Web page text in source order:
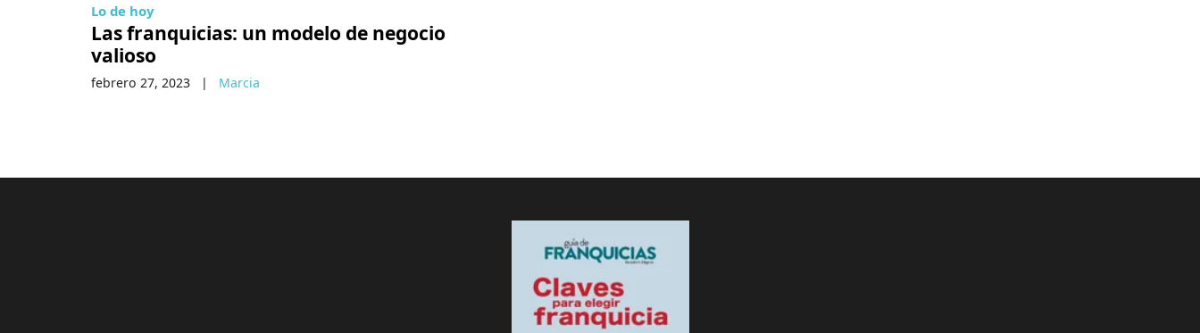
Lo de hoy
Las franquicias: un modelo de negocio
valioso
febrero 27, 2023 | Marcia